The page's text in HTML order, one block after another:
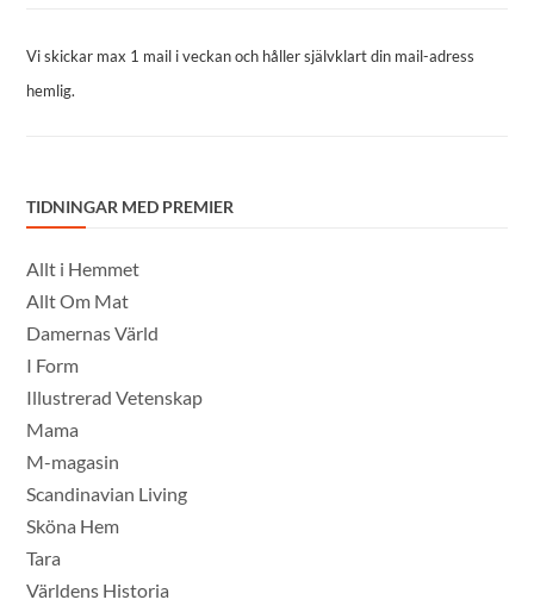
Vi skickar max 1 mail i veckan och håller självklart din mail-adress
hemlig.
TIDNINGAR MED PREMIER
Allt i Hemmet
Allt Om Mat
Damernas Värld
I Form
Illustrerad Vetenskap
Mama
M-magasin
Scandinavian Living
Sköna Hem
Tara
Världens Historia